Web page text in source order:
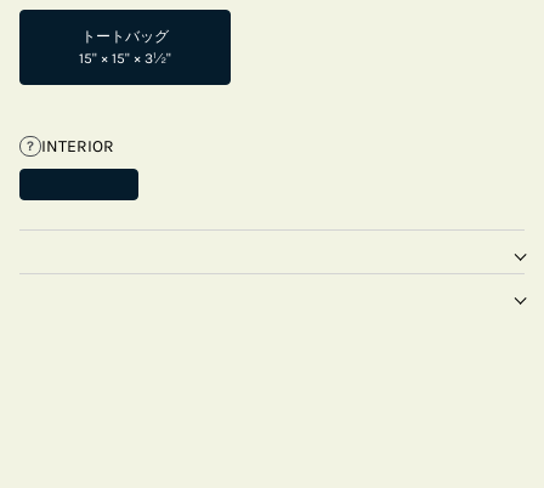
トートバッグ
15" × 15" × 3½"
? INTERIOR